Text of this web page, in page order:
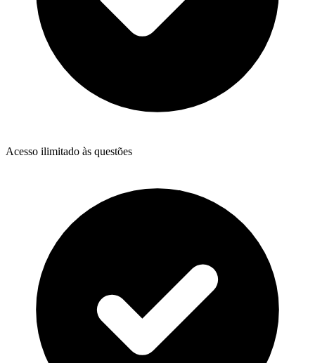
Acesso ilimitado às questões